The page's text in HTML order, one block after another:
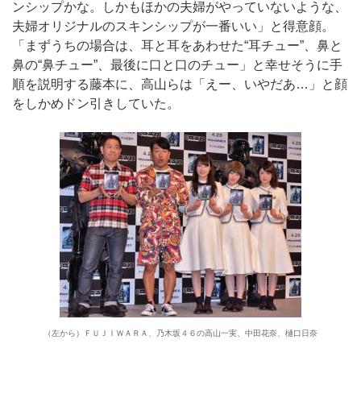
ンシップかな。しかもほかの夫婦がやっていないような、
夫婦オリジナルのスキンシップが一番いい」と得意顔。
「まずうちの場合は、耳と耳をあわせた“耳チュー”、鼻と
鼻の“鼻チュー”、最後に口と口のチュー」と幸せそうに手
順を説明する藤本に、高山らは「えー、いやだあ…」と顔
をしかめドン引きしていた。
（左から）ＦＵＪＩＷＡＲＡ、乃木坂４６の高山一実、中田花奈、樋口日奈